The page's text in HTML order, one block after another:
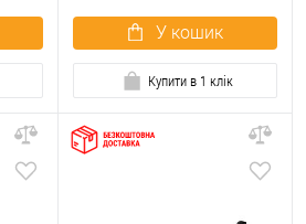
У кошик
Купити в 1 клік